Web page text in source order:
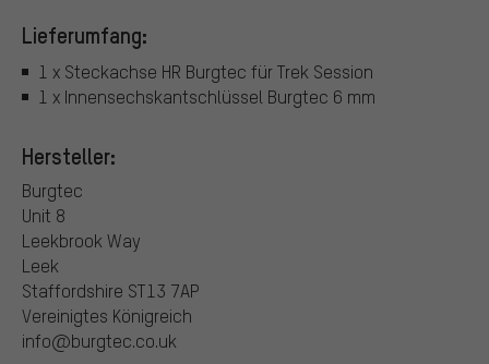
Lieferumfang:
1 x Steckachse HR Burgtec für Trek Session
1 x Innensechskantschlüssel Burgtec 6 mm
Hersteller:
Burgtec
Unit 8
Leekbrook Way
Leek
Staffordshire ST13 7AP
Vereinigtes Königreich
info@burgtec.co.uk